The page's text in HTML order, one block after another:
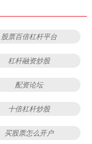
股票百倍杠杆平台
杠杆融资炒股
配资论坛
十倍杠杆炒股
买股票怎么开户